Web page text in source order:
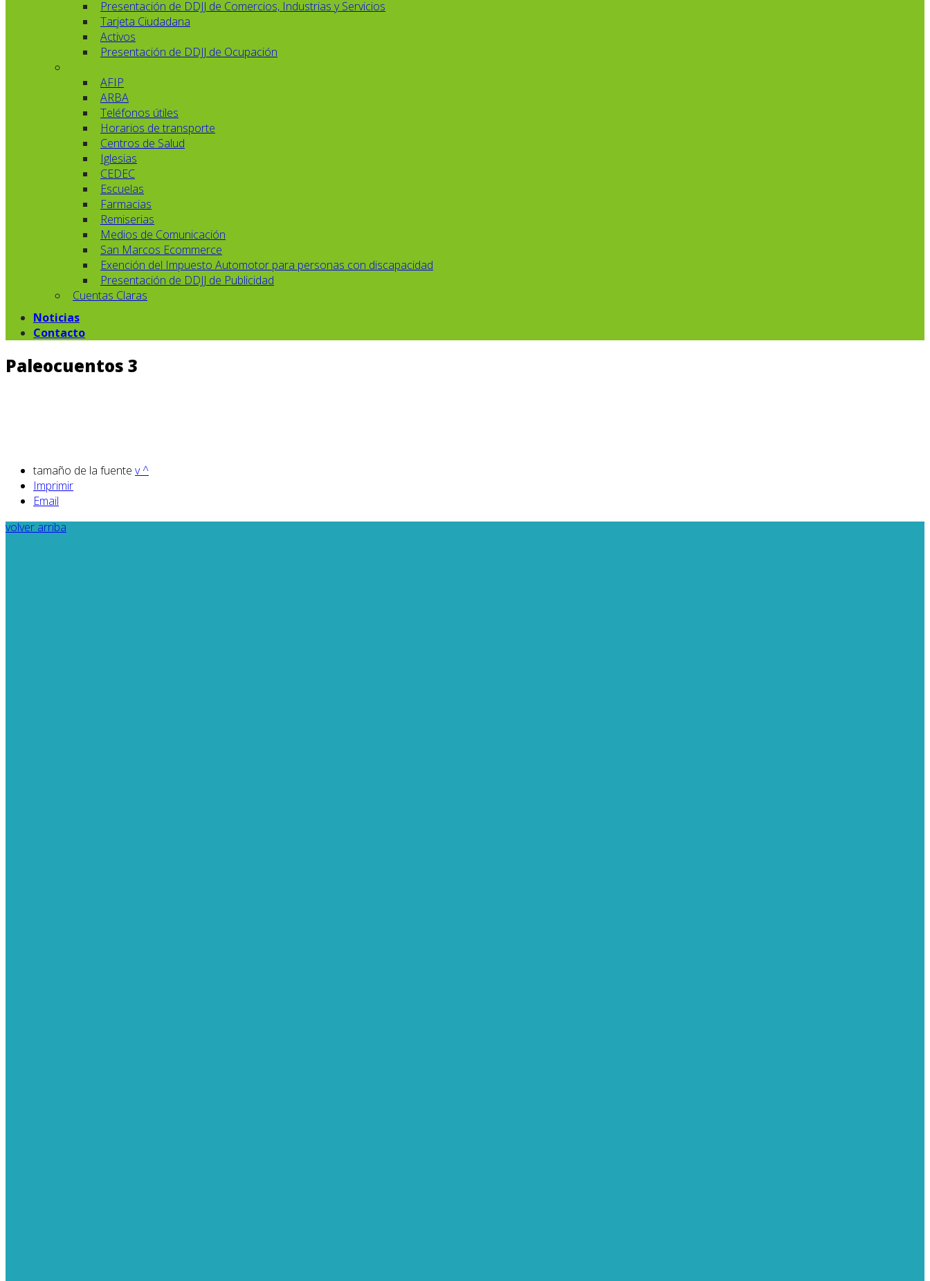
Presentación de DDJJ de Comercios, Industrias y Servicios
Tarjeta Ciudadana
Activos
Presentación de DDJJ de Ocupación
AFIP
ARBA
Teléfonos útiles
Horarios de transporte
Centros de Salud
Iglesias
CEDEC
Escuelas
Farmacias
Remiserias
Medios de Comunicación
San Marcos Ecommerce
Exención del Impuesto Automotor para personas con discapacidad
Presentación de DDJJ de Publicidad
Cuentas Claras
Noticias
Contacto
Paleocuentos 3
tamaño de la fuente v^
Imprimir
Email
volver arriba